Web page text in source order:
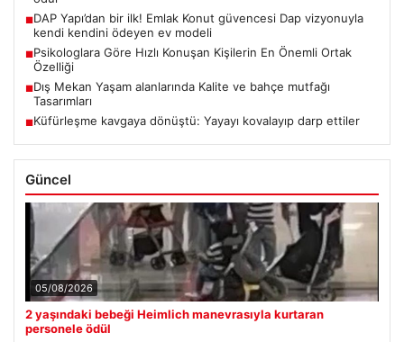
■DAP Yapı’dan bir ilk! Emlak Konut güvencesi Dap vizyonuyla
kendi kendini ödeyen ev modeli
■Psikologlara Göre Hızlı Konuşan Kişilerin En Önemli Ortak
Özelliği
■Dış Mekan Yaşam alanlarında Kalite ve bahçe mutfağı
Tasarımları
■Küfürleşme kavgaya dönüştü: Yayayı kovalayıp darp ettiler
Güncel
05/08/2026
2 yaşındaki bebeği Heimlich manevrasıyla kurtaran
personele ödül